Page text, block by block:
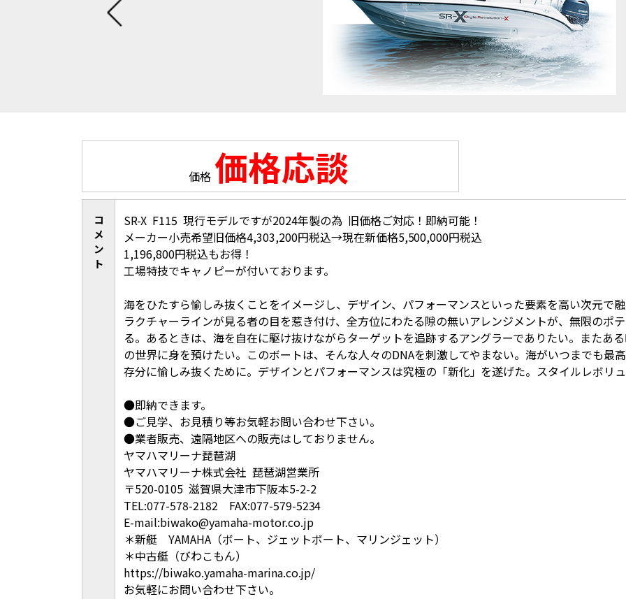
価格 価格応談
コ
メ
ン
ト
SR-X F115 現行モデルですが2024年製の為 旧価格ご対応！即納可能！
メーカー小売希望旧価格4,303,200円税込→現在新価格5,500,000円税込
1,196,800円税込もお得！
工場特技でキャノピーが付いております。
海をひたすら愉しみ抜くことをイメージし、デザイン、パフォーマンスといった要素を高い次元で
ラクチャーラインが見る者の目を惹き付け、全方位にわたる隙の無いアレンジメントが、無限のポ
る。あるときは、海を自在に駆け抜けながらターゲットを追跡するアングラーでありたい。またあ
の世界に身を預けたい。このボートは、そんな人々のDNAを刺激してやまない。海がいつまでも最
存分に愉しみ抜くために。デザインとパフォーマンスは究極の「新化」を遂げた。スタイルレボリュ
●即納できます。
●ご見学、お見積り等お気軽お問い合わせ下さい。
●業者販売、遠隔地区への販売はしておりません。
ヤマハマリーナ琵琶湖
ヤマハマリーナ株式会社 琵琶湖営業所
〒520-0105 滋賀県大津市下阪本5-2-2
TEL:077-578-2182 FAX:077-579-5234
E-mail:biwako@yamaha-motor.co.jp
＊新艇 YAMAHA（ボート、ジェットボート、マリンジェット）
＊中古艇（びわこもん）
https://biwako.yamaha-marina.co.jp/
お気軽にお問い合わせ下さい。